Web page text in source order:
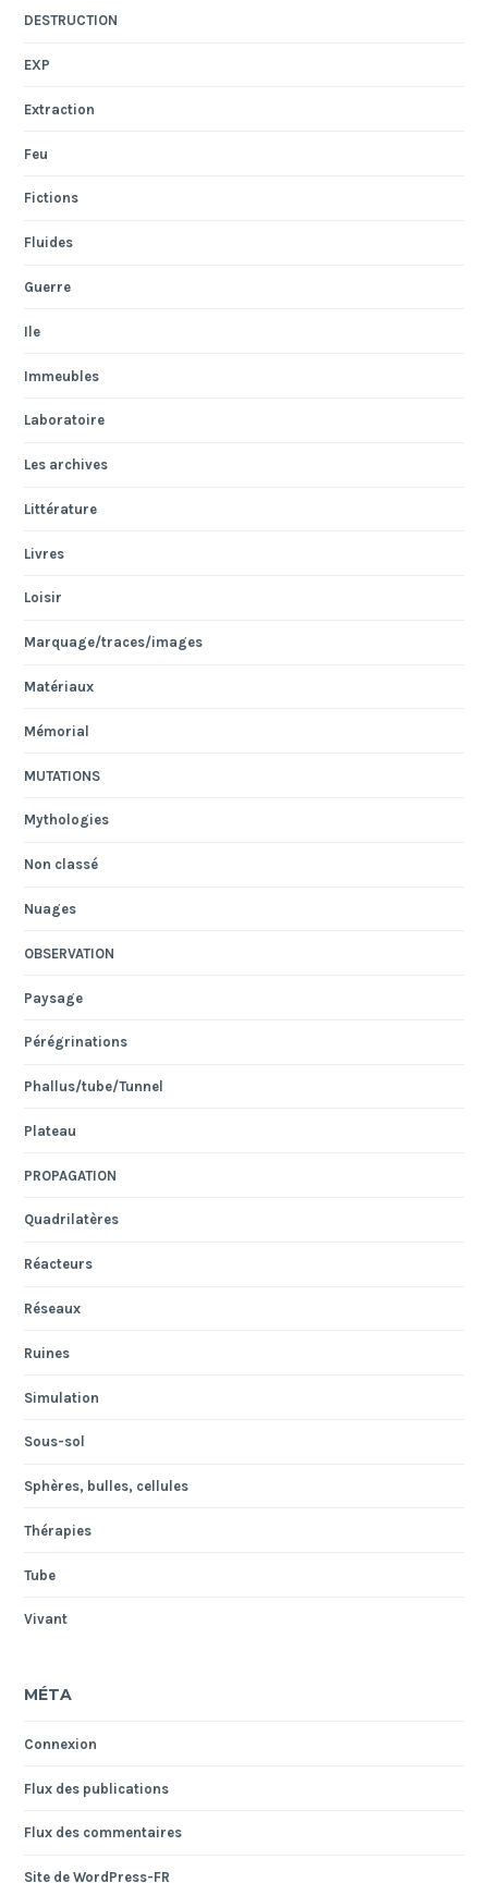
DESTRUCTION
EXP
Extraction
Feu
Fictions
Fluides
Guerre
Ile
Immeubles
Laboratoire
Les archives
Littérature
Livres
Loisir
Marquage/traces/images
Matériaux
Mémorial
MUTATIONS
Mythologies
Non classé
Nuages
OBSERVATION
Paysage
Pérégrinations
Phallus/tube/Tunnel
Plateau
PROPAGATION
Quadrilatères
Réacteurs
Réseaux
Ruines
Simulation
Sous-sol
Sphères, bulles, cellules
Thérapies
Tube
Vivant
MÉTA
Connexion
Flux des publications
Flux des commentaires
Site de WordPress-FR